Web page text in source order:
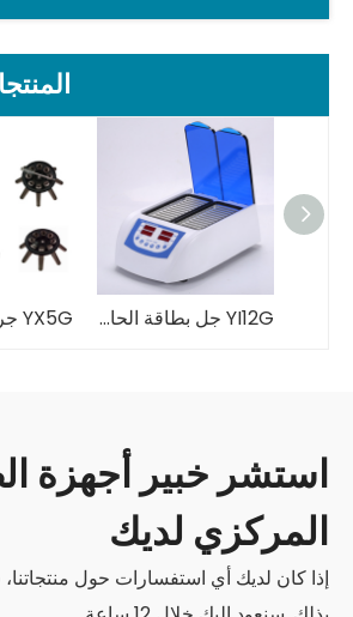
YI12G جل بطاقة الحاضنة نوع الدم بطاقة الهوية بطاقة الهوية الحاضنة
استشر خبير أجهزة
المركزي لديك
إذا كان لديك أي استفسارات حول منتجاتنا،